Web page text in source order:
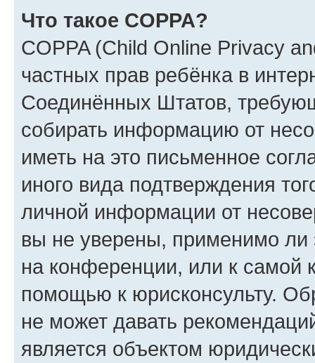
Что такое COPPA?
COPPA (Child Online Privacy
частных прав ребёнка в
Соединённых Штатов,
собирать информацию от
иметь на это письменное
иного вида подтверждения
личной информации от
вы не уверены, применимо ли
на конференции, или к самой
помощью к юрисконсульту.
не может давать
является объектом